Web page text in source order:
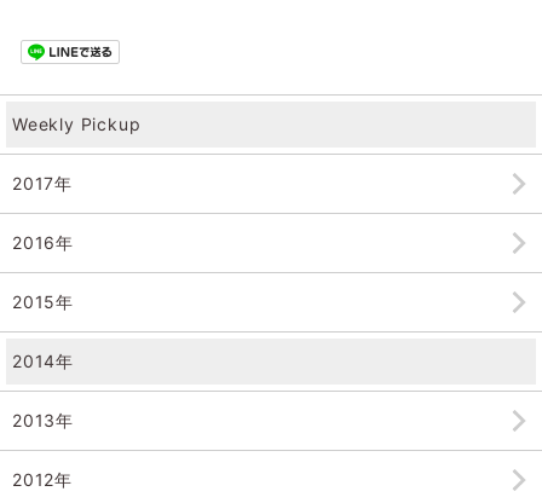
Weekly Pickup
2017年
2016年
2015年
2014年
2013年
2012年